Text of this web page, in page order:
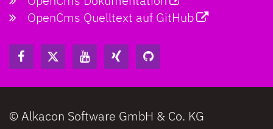
OpenCms Quelltext auf GitHub
© Alkacon Software GmbH & Co. KG